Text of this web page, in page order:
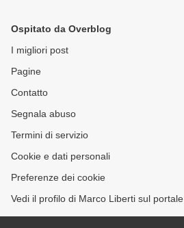
Ospitato da Overblog
I migliori post
Pagine
Contatto
Segnala abuso
Termini di servizio
Cookie e dati personali
Preferenze dei cookie
Vedi il profilo di Marco Liberti sul